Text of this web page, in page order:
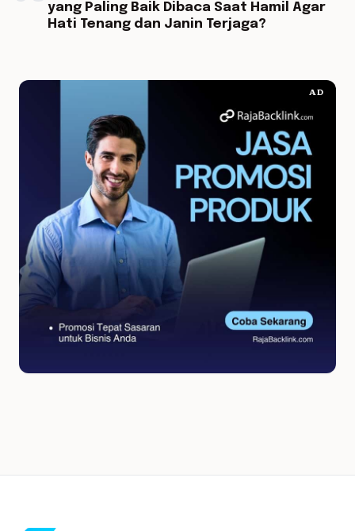
yang Paling Baik Dibaca Saat Hamil Agar
Hati Tenang dan Janin Terjaga?
AD